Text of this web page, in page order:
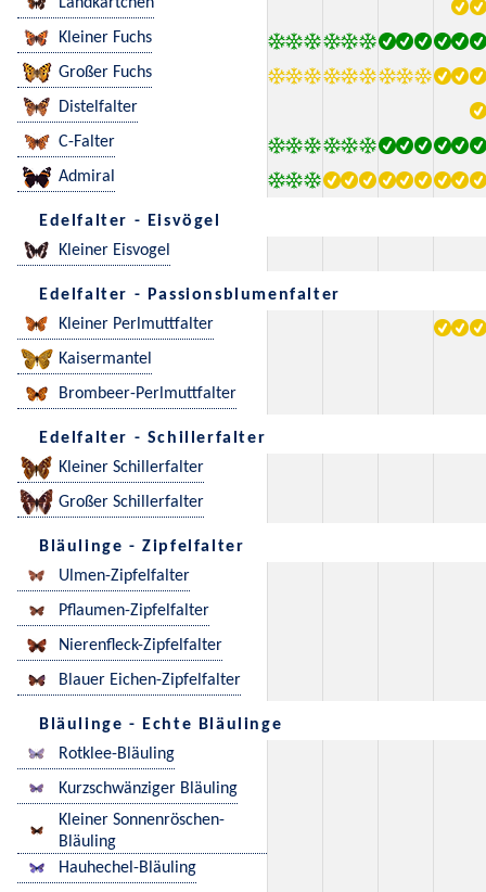
Kleiner Fuchs
Großer Fuchs
Distelfalter
C-Falter
Admiral
Edelfalter - Eisvögel
Kleiner Eisvogel
Edelfalter - Passionsblumenfalter
Kleiner Perlmuttfalter
Kaisermantel
Brombeer-Perlmuttfalter
Edelfalter - Schillerfalter
Kleiner Schillerfalter
Großer Schillerfalter
Bläulinge - Zipfelfalter
Ulmen-Zipfelfalter
Pflaumen-Zipfelfalter
Nierenfleck-Zipfelfalter
Blauer Eichen-Zipfelfalter
Bläulinge - Echte Bläulinge
Rotklee-Bläuling
Kurzschwänziger Bläuling
Kleiner Sonnenröschen-
Bläuling
Hauhechel-Bläuling